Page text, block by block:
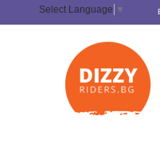
Select Language ▼